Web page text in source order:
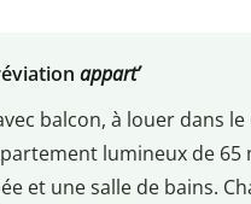
appart’
balcon, à louer dans
lumineux de
et une salle de bains.